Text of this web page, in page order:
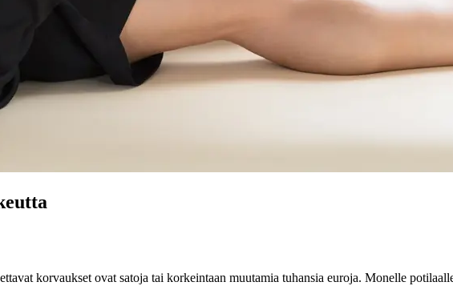
korvaukset ovat satoja tai korkeintaan muutamia tuhansia euroja. Monelle